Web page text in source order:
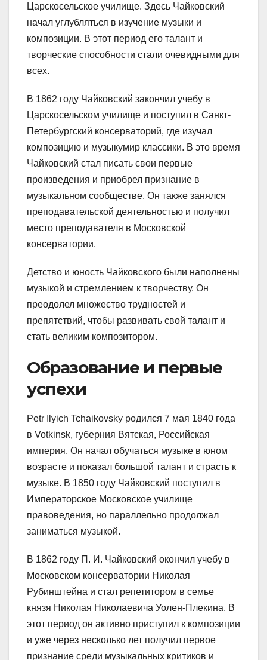
Царскосельское училище. Здесь Чайковский
начал углубляться в изучение музыки и
композиции. В этот период его талант и
творческие способности стали очевидными для
всех.
В 1862 году Чайковский закончил учебу в
Царскосельском училище и поступил в Санкт-
Петербургский консерваторий, где изучал
композицию и музыкумир классики. В это время
Чайковский стал писать свои первые
произведения и приобрел признание в
музыкальном сообществе. Он также занялся
преподавательской деятельностью и получил
место преподавателя в Московской
консерватории.
Детство и юность Чайковского были наполнены
музыкой и стремлением к творчеству. Он
преодолел множество трудностей и
препятствий, чтобы развивать свой талант и
стать великим композитором.
Образование и первые
успехи
Petr Ilyich Tchaikovsky родился 7 мая 1840 года
в Votkinsk, губерния Вятская, Российская
империя. Он начал обучаться музыке в юном
возрасте и показал большой талант и страсть к
музыке. В 1850 году Чайковский поступил в
Императорское Московское училище
правоведения, но параллельно продолжал
заниматься музыкой.
В 1862 году П. И. Чайковский окончил учебу в
Московском консерватории Николая
Рубинштейна и стал репетитором в семье
князя Николая Николаевича Уолен-Плекина. В
этот период он активно приступил к композиции
и уже через несколько лет получил первое
признание среди музыкальных критиков и